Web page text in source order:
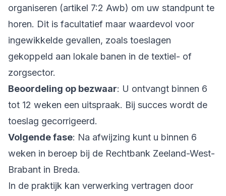
organiseren (artikel 7:2 Awb) om uw standpunt te
horen. Dit is facultatief maar waardevol voor
ingewikkelde gevallen, zoals toeslagen
gekoppeld aan lokale banen in de textiel- of
zorgsector.
Beoordeling op bezwaar: U ontvangt binnen 6
tot 12 weken een uitspraak. Bij succes wordt de
toeslag gecorrigeerd.
Volgende fase: Na afwijzing kunt u binnen 6
weken in beroep bij de Rechtbank Zeeland-West-
Brabant in Breda.
In de praktijk kan verwerking vertragen door